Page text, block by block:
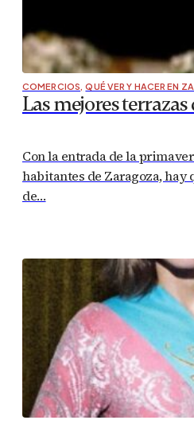
COMERCIOS, QUÉ VER Y HACER EN
Las mejores
Con la entrada de la
habitantes de Zaragoza, hay
de…